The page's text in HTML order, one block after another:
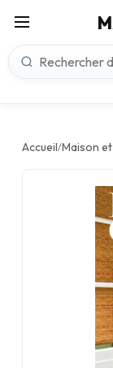
Accueil/Maison